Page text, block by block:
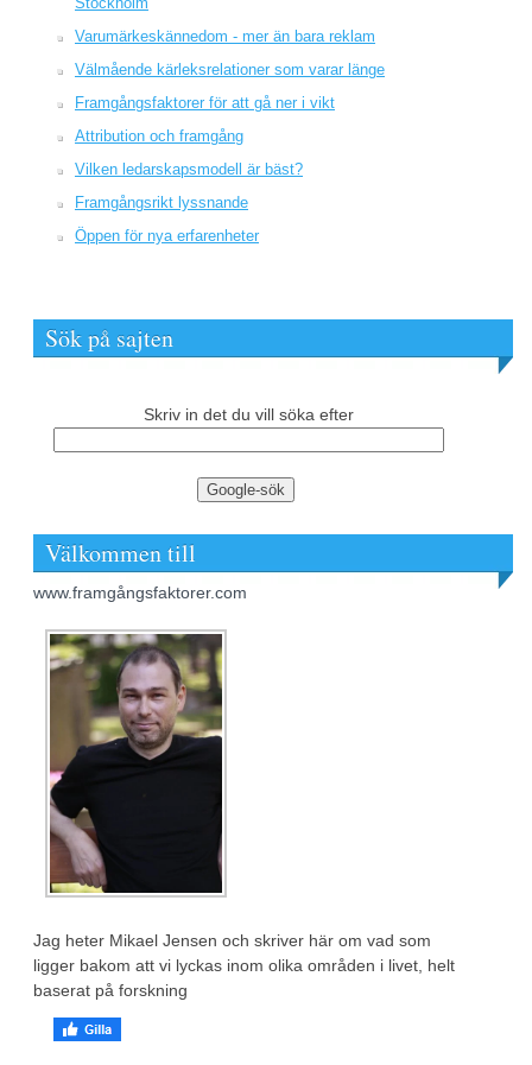
Varumärkeskännedom - mer än bara reklam
Välmående kärleksrelationer som varar länge
Framgångsfaktorer för att gå ner i vikt
Attribution och framgång
Vilken ledarskapsmodell är bäst?
Framgångsrikt lyssnande
Öppen för nya erfarenheter
Sök på sajten
Skriv in det du vill söka efter
Välkommen till
www.framgångsfaktorer.com
Jag heter Mikael Jensen och skriver här om vad som
ligger bakom att vi lyckas inom olika områden i livet, helt
baserat på forskning